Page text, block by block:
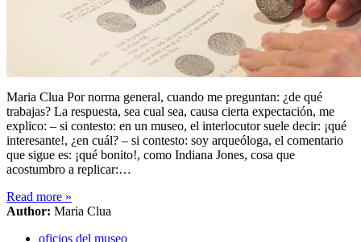
Maria Clua Por norma general, cuando me preguntan: ¿de qué
trabajas? La respuesta, sea cual sea, causa cierta expectación, me
explico: – si contesto: en un museo, el interlocutor suele decir: ¡qué
interesante!, ¿en cuál? – si contesto: soy arqueóloga, el comentario
que sigue es: ¡qué bonito!, como Indiana Jones, cosa que
acostumbro a replicar:…
Read more »
Author: Maria Clua
oficios del museo